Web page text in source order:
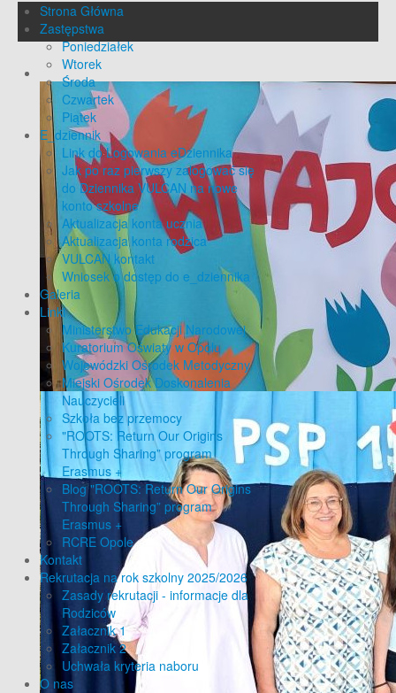
Strona Główna
Zastępstwa
Poniedziałek
Wtorek
Środa
Czwartek
Piątek
E_dziennik
Link do Logowania eDziennika
Jak po raz pierwszy zalogować się
do Dziennika VULCAN na nowe
konto szkolne
Aktualizacja konta ucznia
Aktualizacja konta rodzica
VULCAN kontakt
Wniosek o dostęp do e_dziennika
Galeria
Linki
Ministerstwo Edukacji Narodowej
Kuratorium Oświaty w Opolu
Wojewódzki Ośrodek Metodyczny
Miejski Ośrodek Doskonalenia
Nauczycieli
Szkoła bez przemocy
"ROOTS: Return Our Origins
Through Sharing” program
Erasmus +
Blog "ROOTS: Return Our Origins
Through Sharing” program
Erasmus +
RCRE Opole
Kontakt
Rekrutacja na rok szkolny 2025/2026
Zasady rekrutacji - informacje dla
Rodziców
Załacznik 1
Załacznik 2
Uchwała kryteria naboru
O nas